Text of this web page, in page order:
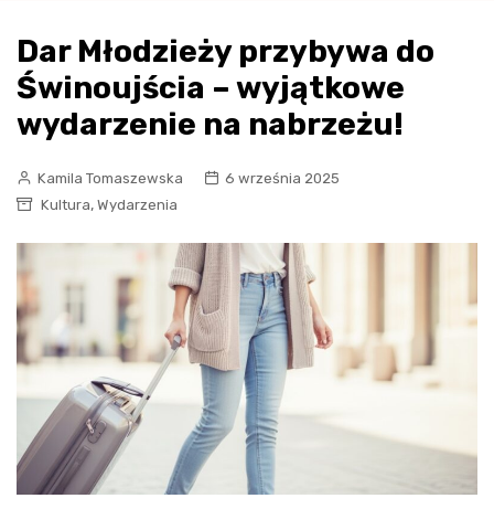
Dar Młodzieży przybywa do
Świnoujścia – wyjątkowe
wydarzenie na nabrzeżu!
Kamila Tomaszewska
6 września 2025
Kultura, Wydarzenia